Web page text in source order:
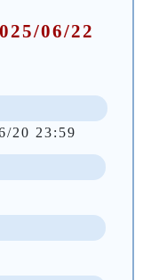
06/22
20 23:59